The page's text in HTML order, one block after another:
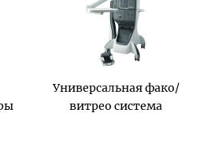
Универсальная фако/
витрео система